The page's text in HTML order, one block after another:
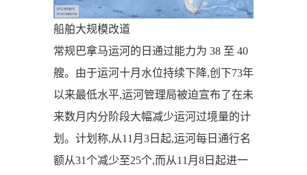
船舶大规模改道
常规巴拿马运河的日通过能力为 38 至 40
艘。由于运河十月水位持续下降,创下73年
以来最低水平,运河管理局被迫宣布了在未
来数月内分阶段大幅减少运河过境量的计
划。计划称,从11月3日起,运河每日通行名
额从31个减少至25个,而从11月8日起进一